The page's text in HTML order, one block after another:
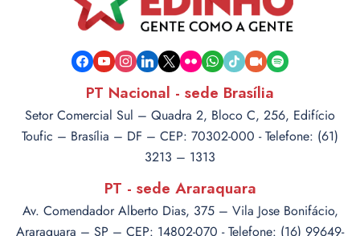
facebook
youtubeinstagram
linkedin
x flickrwhatsapp
tiktokvideo-spotify
PT Nacional - sede Brasília
Setor Comercial Sul – Quadra 2, Bloco C, 256, Edifício
Toufic – Brasília – DF – CEP: 70302-000 - Telefone: (61)
3213 – 1313
PT - sede Araraquara
Av. Comendador Alberto Dias, 375 – Vila Jose Bonifácio,
Araraquara – SP – CEP: 14802-070 - Telefone: (16) 99649-